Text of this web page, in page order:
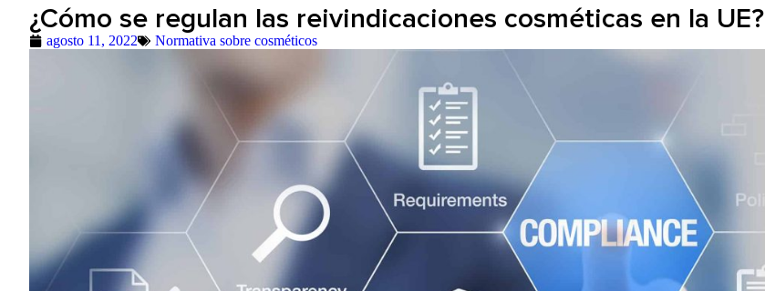
¿Cómo se regulan las reivindicaciones cosméticas en la UE?
agosto 11, 2022 Normativa sobre cosméticos